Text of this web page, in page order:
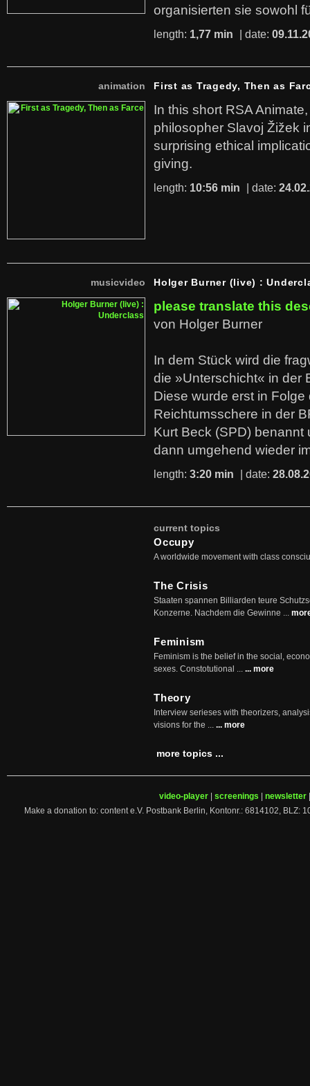
organisierten sie sowohl
length: 1,77 min | date:
animation First as Tragedy, Then as
In this short RSA
philosopher Slavoj Žižek
surprising ethical
giving.
length: 10:56 min | date:
musicvideo Holger Burner (live) :
please translate this
von Holger Burner
In dem Stück wird die
die »Unterschicht« in der
Diese wurde erst in
Reichtumsschere in der
Kurt Beck (SPD)
dann umgehend wieder
length: 3:20 min | date:
current topics
Occupy
A worldwide movement with class
The Crisis
Staaten spannen Billiarden teure
Konzerne. Nachdem die Gewinne ...
Feminism
Feminism is the belief in the social,
sexes. Constotutional ... ... more
Theory
Interview serieses with theorizers,
visions for the ... ... more
more topics ...
video-player screenings newsletter
Make a donation to: content e.V. Postbank Berlin, Kontonr.: 6814102, BLZ: